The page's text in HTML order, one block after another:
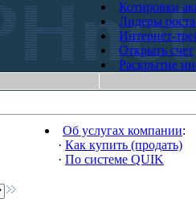
Котировки
Лидеры
Интернет-
Открыть счет
Раскрытие
Об услугах компании:
· Как купить (продать)
· По системе QUIK